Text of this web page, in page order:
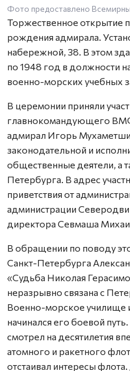
Фото предоставлено
Торжественное открытие
рождения адмирала.
набережной, 38. В этом
по 1948 год в должности
военно-морских учебных
В церемонии приняли
главнокомандующего
адмирал Игорь
законодательной и
общественные деятели, а
Петербурга. В адрес
приветствия от
администрации
директора Севмаша
В обращении по поводу
Санкт-Петербурга
«Судьба Николая
неразрывно связана с
Военно-морское училище
начинался его боевой
смотрел на десятилетия
атомного и ракетного
отстаивал интересы